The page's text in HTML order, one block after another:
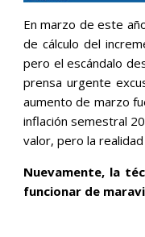
En marzo de este
de cálculo del
pero el escándalo
prensa urgente
aumento de marzo
inflación semestral
valor, pero la
Nuevamente, la
funcionar de